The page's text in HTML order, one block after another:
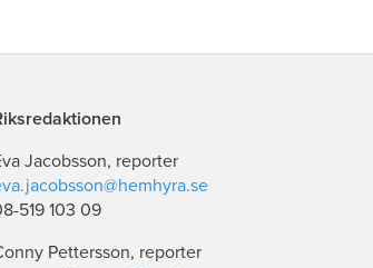
Jacobsson, reporter
519 103 09
Pettersson, reporter